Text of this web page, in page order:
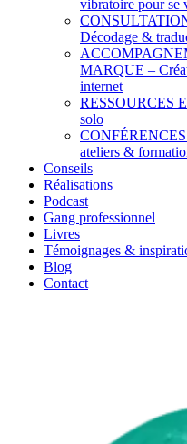
vibratoire pour se
Décodage &
MARQUE –
internet
RESSOURCES
solo
ateliers &
Conseils
Réalisations
Podcast
Gang professionnel
Livres
Témoignages &
Blog
Contact